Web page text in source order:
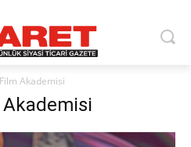
Akademisi